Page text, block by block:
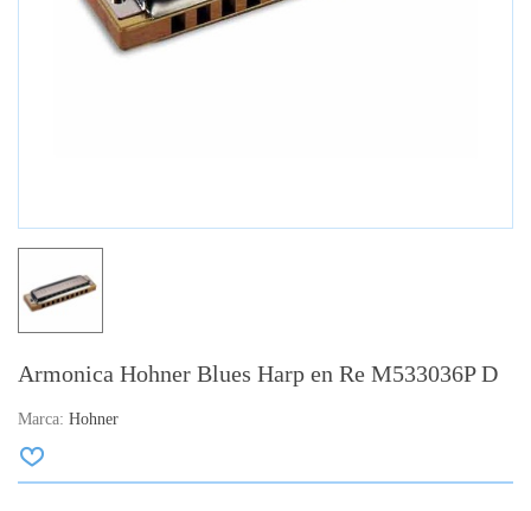
Armonica Hohner Blues Harp en Re M533036P D
Marca: Hohner